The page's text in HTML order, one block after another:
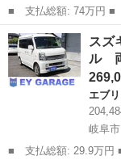
■ 支払総額: 74万円 ■ 車両本体価格： 660,000 円 ■ メーカー
名： スズキ ■ 車種
ターボ ハイルーフ
クカメラ ＥＴＣ...
岐阜 可児市
スズ
ル
エブ
岐阜市
■ 支払総額: 29.9万円 ■ 車両本体価格： 269,000 円 ■ メーカー